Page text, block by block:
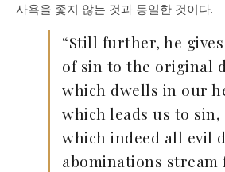
사욕을 좇지 않는 것과 동일한 것이다.
“Still further, he
of sin to the original
which dwells in our
which leads us to
which indeed all evil
abominations stream